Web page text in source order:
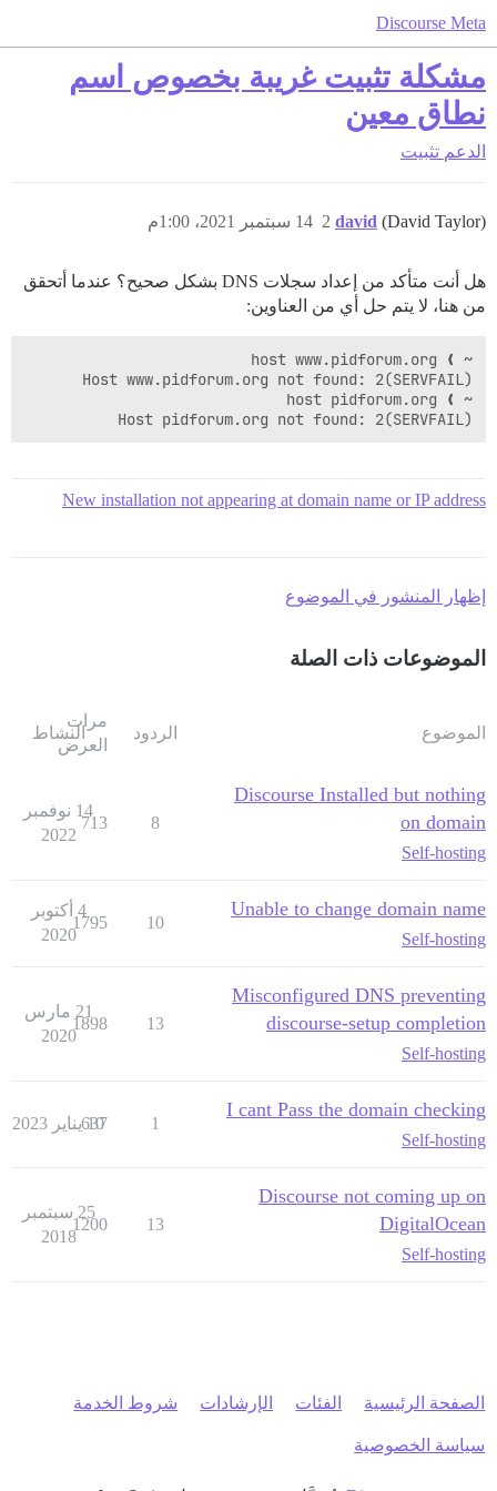
Discourse Meta
مشكلة تثبيت غريبة بخصوص اسم
نطاق معين
الدعم تثبيت
david (David Taylor) 14 سبتمبر 2021، 1:00م 2
هل أنت متأكد من إعداد سجلات DNS بشكل صحيح؟ عندما أتحقق
من هنا، لا يتم حل أي من العناوين:
Host pidforum.org not found: 2(SERVFAIL)
New installation not appearing at domain name or IP address
إظهار المنشور في الموضوع
الموضوعات ذات الصلة
الموضوع الردود
مرات
العرض
النشاط
Discourse Installed but nothing
on domain
Self-hosting
8
713
14 نوفمبر
2022
Unable to change domain name
Self-hosting
10
1795
4 أكتوبر
2020
Misconfigured DNS preventing
discourse-setup completion
Self-hosting
13
1898
21 مارس
2020
I cant Pass the domain checking
Self-hosting
1
637
10 يناير 2023
Discourse not coming up on
DigitalOcean
Self-hosting
13
1200
25 سبتمبر
2018
الصفحة الرئيسية الفئات الإرشادات شروط الخدمة
سياسة الخصوصية